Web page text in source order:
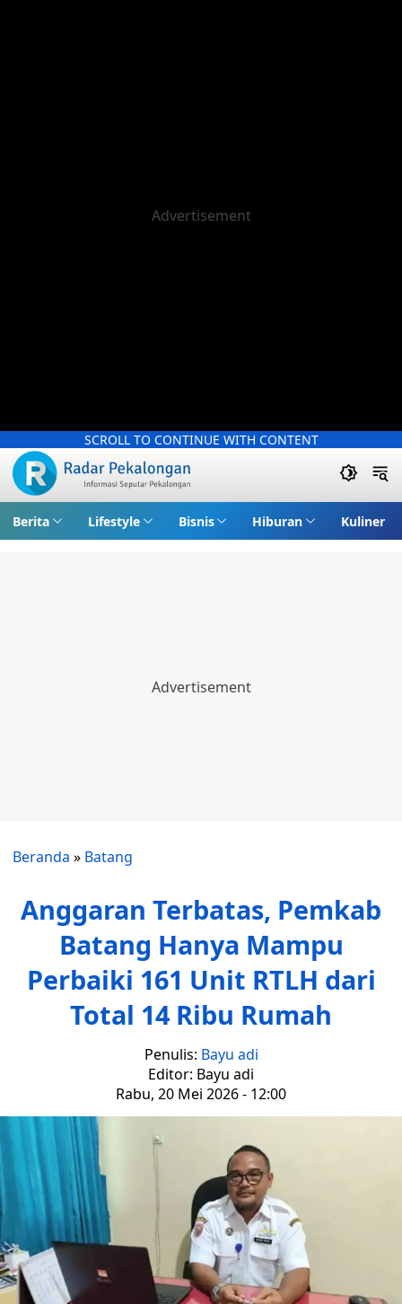
SCROLL TO CONTINUE WITH CONTENT
Berita Lifestyle Bisnis Hiburan Kuliner
Beranda » Batang
Anggaran Terbatas, Pemkab
Batang Hanya Mampu
Perbaiki 161 Unit RTLH dari
Total 14 Ribu Rumah
Penulis: Bayu adi
Editor: Bayu adi
Rabu, 20 Mei 2026 - 12:00